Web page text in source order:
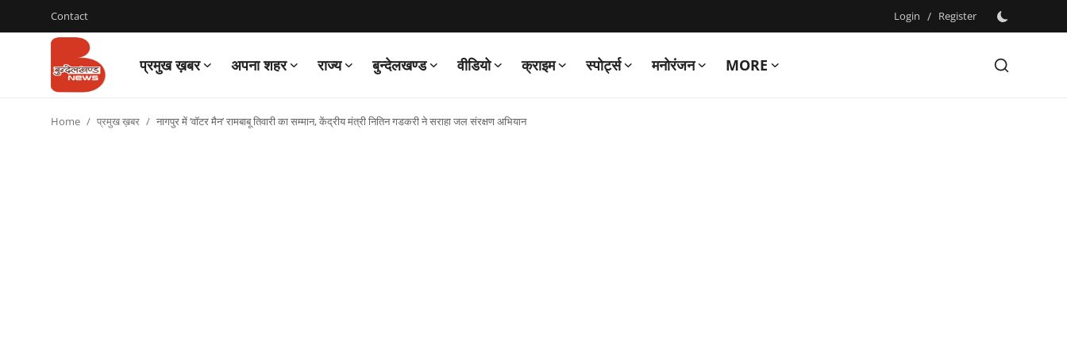
Contact Login / Register
प्रमुख ख़बर अपना शहर राज्य बुन्देलखण्ड वीडियो क्राइम स्पोर्ट्स मनोरंजन MORE
Login
Home प्रमुख ख़बर नागपुर में ‘वॉटर मैन’ रामबाबू तिवारी का सम्मान, केंद्रीय मंत्री नितिन गडकरी ने सराहा जल संरक्षण अभियान